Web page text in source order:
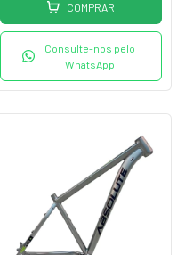
COMPRAR
Consulte-nos pelo
WhatsApp